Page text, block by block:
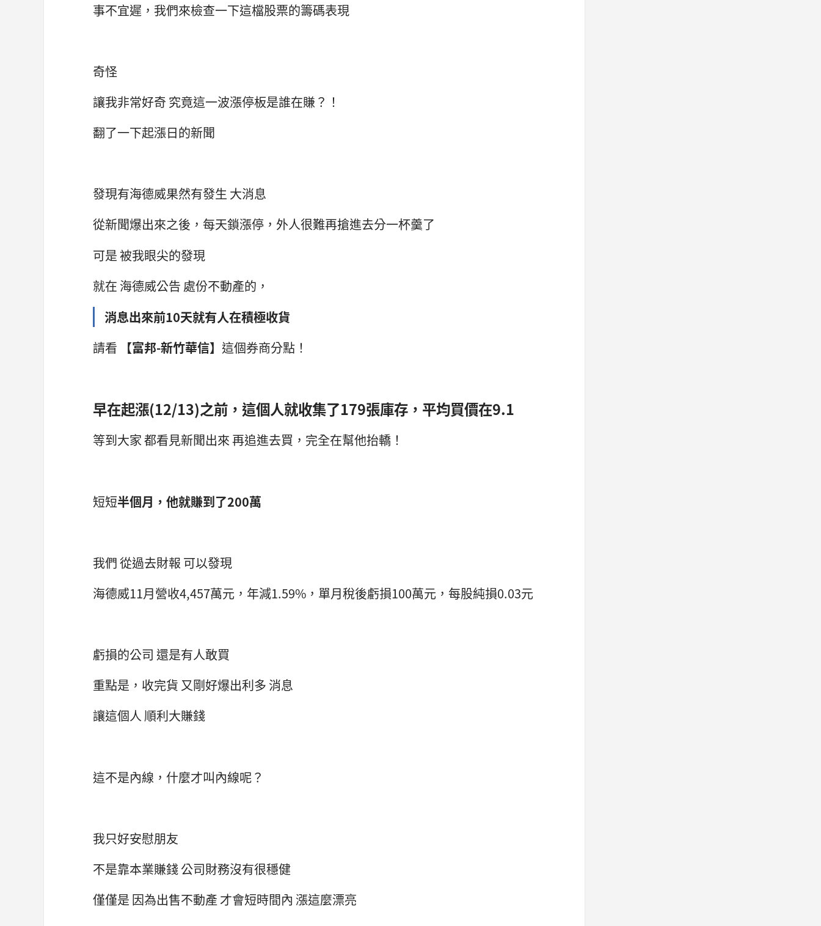
事不宜遲，我們來檢查一下這檔股票的籌碼表現
奇怪
讓我非常好奇 究竟這一波漲停板是誰在賺？！
翻了一下起漲日的新聞
發現有海德威果然有發生 大消息
從新聞爆出來之後，每天鎖漲停，外人很難再搶進去分一杯羹了
可是 被我眼尖的發現
就在 海德威公告 處份不動產的，
消息出來前10天就有人在積極收貨
請看 【富邦-新竹華信】 這個券商分點！
早在起漲(12/13)之前，這個人就收集了179張庫存，平均買價在9.1
等到大家 都看見新聞出來 再追進去買，完全在幫他抬轎！
短短半個月，他就賺到了200萬
我們 從過去財報 可以發現
海德威11月營收4,457萬元，年減1.59%，單月稅後虧損100萬元，每股純損0.03元
虧損的公司 還是有人敢買
重點是，收完貨 又剛好爆出利多 消息
讓這個人 順利大賺錢
這不是內線，什麼才叫內線呢？
我只好安慰朋友
不是靠本業賺錢 公司財務沒有很穩健
僅僅是 因為出售不動產 才會短時間內 漲這麼漂亮